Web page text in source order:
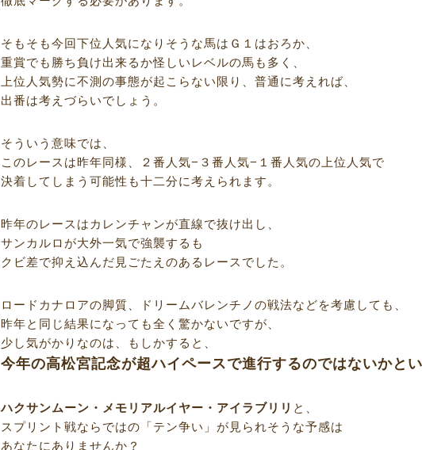
そもそも今回下位人気になりそうな馬はＧ１はおろか、
重賞でも勝ち負け出来るか怪しいレベルの馬も多く、
上位人気勢に不測の事態が起こらない限り、普通に考えれば、
出番は考えづらいでしょう。
そういう意味では、
このレースは昨年同様、２番人気−３番人気−１番人気の上位人気で
決着してしまう可能性も十二分に考えられます。
昨年のレースはカレンチャンが直線で抜け出し、
サンカルロが大外一気で強襲するも
クビ差で抑え込んだ見ごたえのあるレースでした。
ロードカナロアの脚質、ドリームバレンチノの戦法などを考慮しても、
昨年と同じ結果になっても全く驚かないですが、
少し気がかりなのは、もしかすると、
今年の高松宮記念が超ハイペースで進行するのではないかと
ハクサンムーン・メモリアルイヤー・アイラブリリ と、
スプリント戦ならではの「テン争い」が見られそうな予感は
あなたにありませんか？